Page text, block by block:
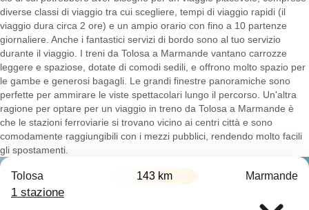
diverse classi di viaggio tra cui scegliere, tempi di viaggio rapidi (il
viaggio dura circa 2 ore) e un ampio orario con fino a 10 partenze
giornaliere. Anche i fantastici servizi di bordo sono al tuo servizio
durante il viaggio. I treni da Tolosa a Marmande vantano carrozze
leggere e spaziose, dotate di comodi sedili, e offrono molto spazio per
le gambe e generosi bagagli. Le grandi finestre panoramiche sono
perfette per ammirare le viste spettacolari lungo il percorso. Un'altra
ragione per optare per un viaggio in treno da Tolosa a Marmande è
che le stazioni ferroviarie si trovano vicino ai centri città e sono
comodamente raggiungibili con i mezzi pubblici, rendendo molto facili
gli spostamenti.
Tolosa 143 km Marmande
1 stazione